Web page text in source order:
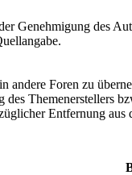
Genehmigung des
andere Foren zu
Themenerstellers
Entfernung aus